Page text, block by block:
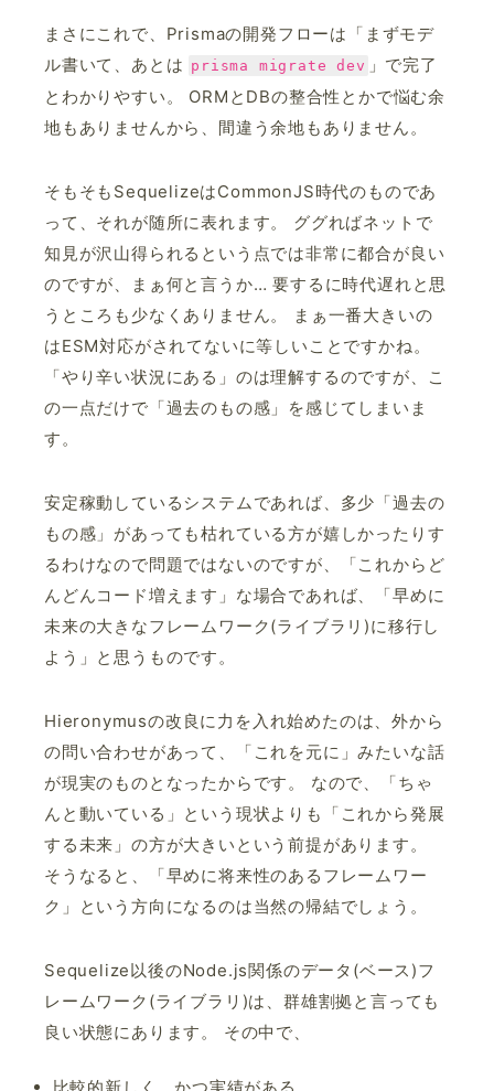
まさにこれで、Prismaの開発フローは「まずモデ
ル書いて、あとは prisma migrate dev 」で完了
とわかりやすい。 ORMとDBの整合性とかで悩む余
地もありませんから、間違う余地もありません。
そもそもSequelizeはCommonJS時代のものであ
って、それが随所に表れます。 ググればネットで
知見が沢山得られるという点では非常に都合が良い
のですが、まぁ何と言うか… 要するに時代遅れと思
うところも少なくありません。 まぁ一番大きいの
はESM対応がされてないに等しいことですかね。
「やり辛い状況にある」のは理解するのですが、こ
の一点だけで「過去のもの感」を感じてしまいま
す。
安定稼動しているシステムであれば、多少「過去の
もの感」があっても枯れている方が嬉しかったりす
るわけなので問題ではないのですが、「これからど
んどんコード増えます」な場合であれば、「早めに
未来の大きなフレームワーク(ライブラリ)に移行し
よう」と思うものです。
Hieronymusの改良に力を入れ始めたのは、外から
の問い合わせがあって、「これを元に」みたいな話
が現実のものとなったからです。 なので、「ちゃ
んと動いている」という現状よりも「これから発展
する未来」の方が大きいという前提があります。
そうなると、「早めに将来性のあるフレームワー
ク」という方向になるのは当然の帰結でしょう。
Sequelize以後のNode.js関係のデータ(ベース)フ
レームワーク(ライブラリ)は、群雄割拠と言っても
良い状態にあります。 その中で、